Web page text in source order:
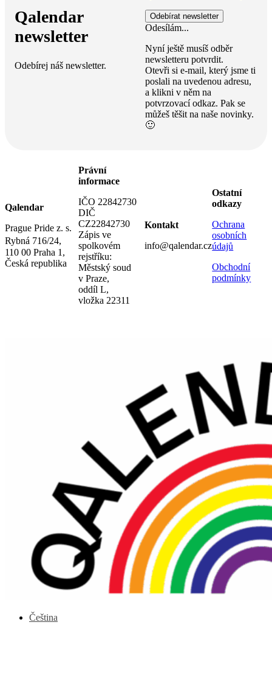
Qalendar
newsletter
Odebírej náš newsletter.
Odesílám...
Nyní ještě musíš odběr
newsletteru potvrdit.
Otevři si e-mail, který jsme ti
poslali na uvedenou adresu,
a klikni v něm na
potvrzovací odkaz. Pak se
můžeš těšit na naše novinky.
🙂
Qalendar
Prague Pride z. s.
Rybná 716/24,
110 00 Praha 1,
Česká republika
Právní
informace
IČO 22842730
DIČ
CZ22842730
Zápis ve
spolkovém
rejstříku:
Městský soud
v Praze,
oddíl L,
vložka 22311
Kontakt
info@qalendar.cz
Ostatní
odkazy
Ochrana
osobních
údajů
Obchodní
podmínky
Čeština